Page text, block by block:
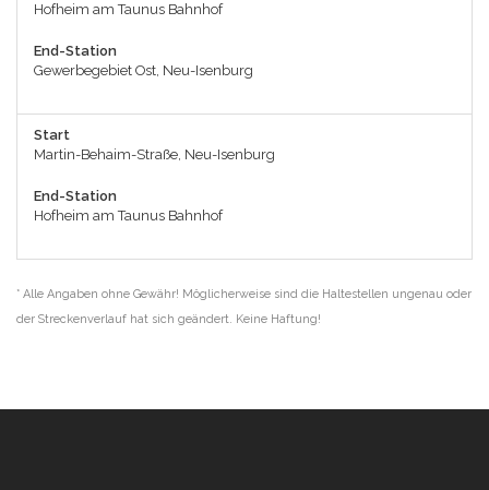
Hofheim am Taunus Bahnhof
End-Station
Gewerbegebiet Ost, Neu-Isenburg
Start
Martin-Behaim-Straße, Neu-Isenburg
End-Station
Hofheim am Taunus Bahnhof
* Alle Angaben ohne Gewähr! Möglicherweise sind die Haltestellen ungenau oder
der Streckenverlauf hat sich geändert. Keine Haftung!